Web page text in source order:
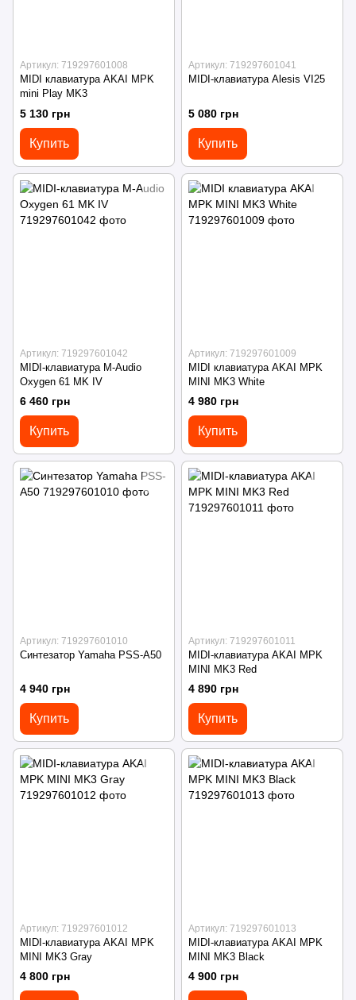
Артикул: 719297601008
MIDI клавиатура AKAI MPK
mini Play MK3
5 130 грн
Купить
Артикул: 719297601041
MIDI-клавиатура Alesis VI25
5 080 грн
Купить
Артикул: 719297601042
MIDI-клавиатура M-Audio
Oxygen 61 MK IV
6 460 грн
Купить
Артикул: 719297601009
MIDI клавиатура AKAI MPK
MINI MK3 White
4 980 грн
Купить
Артикул: 719297601010
Синтезатор Yamaha PSS-A50
4 940 грн
Купить
Артикул: 719297601011
MIDI-клавиатура AKAI MPK
MINI MK3 Red
4 890 грн
Купить
Артикул: 719297601012
MIDI-клавиатура AKAI MPK
MINI MK3 Gray
4 800 грн
Артикул: 719297601013
MIDI-клавиатура AKAI MPK
MINI MK3 Black
4 900 грн